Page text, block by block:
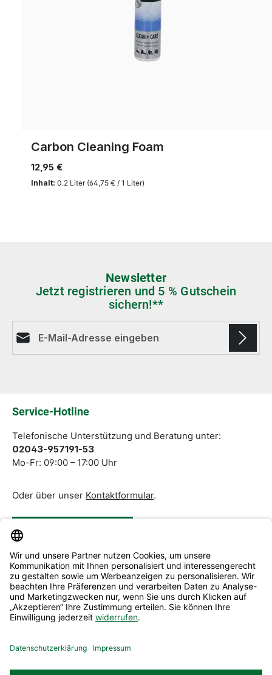
Carbon Cleaning Foam
Inhalt: 0.2 Liter (64,75 € / 1 Liter)
12,95 €
Newsletter
Jetzt registrieren und 5 % Gutschein
sichern!**
Service-Hotline
Telefonische Unterstützung und Beratung unter:
02043-957191-53
Mo-Fr: 09:00 – 17:00 Uhr
Oder über unser Kontaktformular.
Service & Beratung
Informationen